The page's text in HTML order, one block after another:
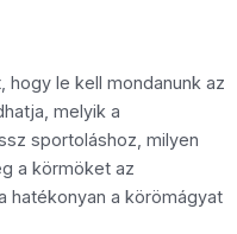
le kell mondanunk az
melyik a
sportoláshoz, milyen
a körmöket az
hatékonyan a körömágyat